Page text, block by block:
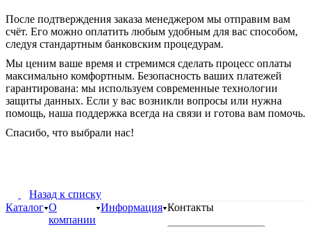
После подтверждения заказа менеджером мы отправим вам
счёт. Его можно оплатить любым удобным для вас способом,
следуя стандартным банковским процедурам.
Мы ценим ваше время и стремимся сделать процесс оплаты
максимально комфортным. Безопасность ваших платежей
гарантирована: мы используем современные технологии
защиты данных. Если у вас возникли вопросы или нужна
помощь, наша поддержка всегда на связи и готова вам помочь.
Спасибо, что выбрали нас!
Назад к списку
Каталог О
компании
Информация Контакты